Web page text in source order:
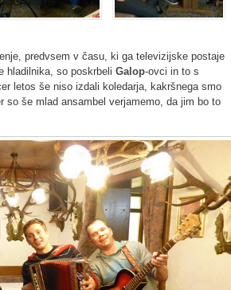
predvsem v času, ki ga televizijske postaje
hladilnika, so poskrbeli Galop-ovci in to s
letos še niso izdali koledarja, kakršnega smo
so še mlad ansambel verjamemo, da jim bo to